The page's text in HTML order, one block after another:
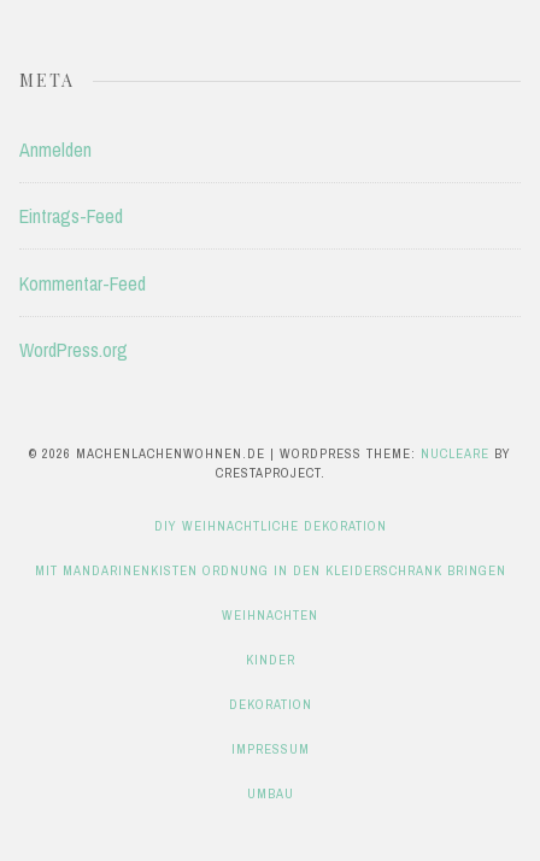
META
Anmelden
Eintrags-Feed
Kommentar-Feed
WordPress.org
© 2026 MACHENLACHENWOHNEN.DE | WORDPRESS THEME: NUCLEARE BY
CRESTAPROJECT.
DIY WEIHNACHTLICHE DEKORATION
MIT MANDARINENKISTEN ORDNUNG IN DEN KLEIDERSCHRANK BRINGEN
WEIHNACHTEN
KINDER
DEKORATION
IMPRESSUM
UMBAU